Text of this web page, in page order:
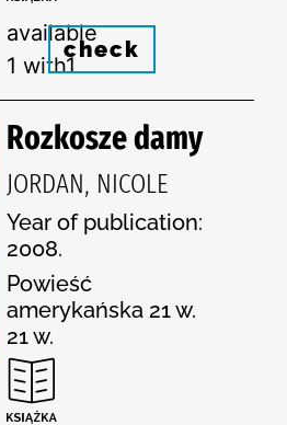
available
1 with1
check
Rozkosze damy
JORDAN, NICOLE
Year of publication:
2008.
Powieść
amerykańska 21 w.
21 w.